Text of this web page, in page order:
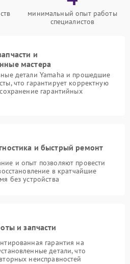
минимальный опыт работы
специалистов
и
мастера
детали Yamaha и прошедшие
что гарантирует корректную
гарантийных
и быстрый ремонт
и опыт позволяют провести
в кратчайшие
без устройства
и запчасти
гарантия на
детали, что
неисправностей